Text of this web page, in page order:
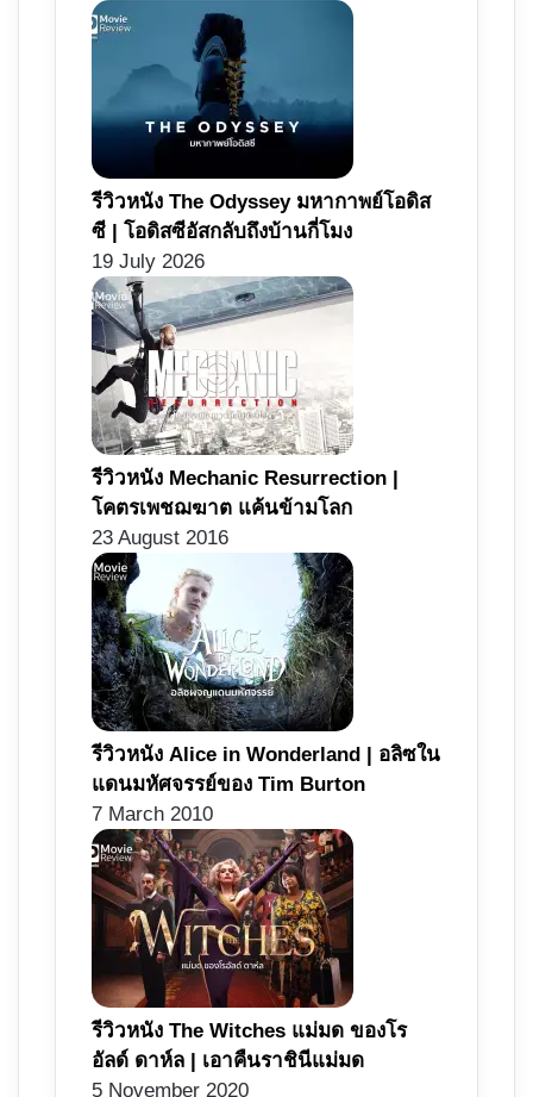
รีวิวหนัง The Odyssey มหากาพย์โอดิส
ซี | โอดิสซีอัสกลับถึงบ้านกี่โมง
19 July 2026
รีวิวหนัง Mechanic Resurrection |
โคตรเพชฌฆาต แค้นข้ามโลก
23 August 2016
รีวิวหนัง Alice in Wonderland | อลิซใน
แดนมหัศจรรย์ของ Tim Burton
7 March 2010
รีวิวหนัง The Witches แม่มด ของโร
อัลด์ ดาห์ล | เอาคืนราชินีแม่มด
5 November 2020